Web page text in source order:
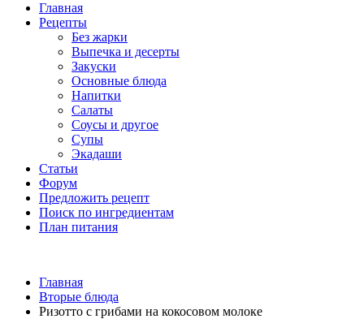
Главная
Рецепты
Без жарки
Выпечка и десерты
Закуски
Основные блюда
Напитки
Салаты
Соусы и другое
Супы
Экадаши
Статьи
Форум
Предложить рецепт
Поиск по ингредиентам
План питания
Главная
Вторые блюда
Ризотто с грибами на кокосовом молоке